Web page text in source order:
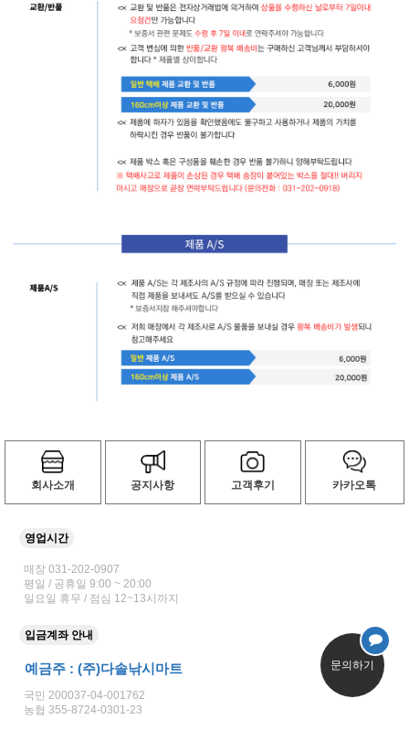
회사소개 공지사항 고객후기 카카오톡
영업시간
매장 031-202-0907
평일 / 공휴일 9:00 ~ 20:00
일요일 휴무 / 점심 12~13시까지
입금계좌 안내
예금주 : (주)다솔낚시마트
국민 200037-04-001762
농협 355-8724-0301-23
문의하기